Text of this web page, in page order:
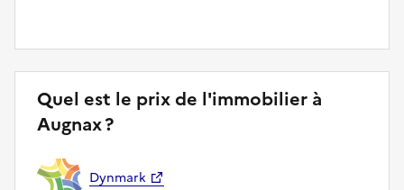
Quel est le prix de l'immobilier à
Augnax ?
Dynmark